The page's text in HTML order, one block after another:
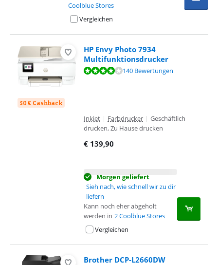
Coolblue Stores
Vergleichen
30 € Cashback
HP Envy Photo 7934
Multifunktionsdrucker
Bewertet mit 8,2 von 10, basierend auf 140 Bewertungen.
140 Bewertungen
Inkjet | Farbdrucker | Geschäftlich
drucken, Zu Hause drucken
€ 139,90
Morgen geliefert
Sieh nach, wie schnell wir zu dir
liefern
Kann noch eher abgeholt
werden in 2 Coolblue Stores
Vergleichen
Brother DCP-L2660DW